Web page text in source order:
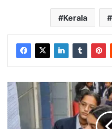
Kerala
എസ്എസ്എൽസി
ഫല
പ്രഖ്യാപനം
ഇന്ന്,